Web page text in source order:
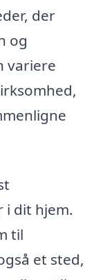
der
og
variere
i dit hjem.
til
et sted,